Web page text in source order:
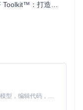
代化WPF应用的利器
Claude Code 的开源替代方案。连接任意大模型，编辑代码，运行命令，自动验证 — 全自动执行。用 Rust 构建，极致性能。 ｜ An open-source alternative to Claude Code. Connect any LLM, edit code, run commands, and verify changes — autonomously. Built in Rust for speed. Get Started